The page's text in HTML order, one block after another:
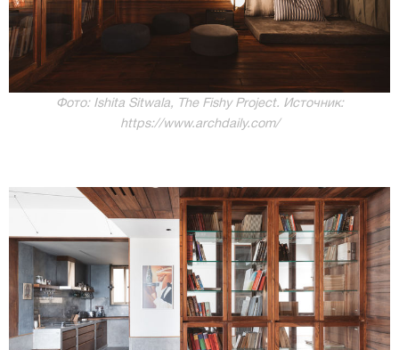
Фото: Ishita Sitwala, The Fishy Project. Источник:
https://www.archdaily.com/